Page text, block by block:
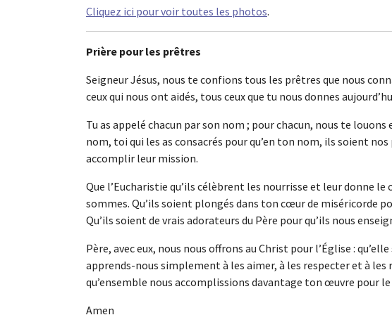
Cliquez ici pour voir toutes les photos.
Prière pour les prêtres
Seigneur Jésus, nous te confions tous les prêtres que nous
ceux qui nous ont aidés, tous ceux que tu nous donnes
Tu as appelé chacun par son nom ; pour chacun, nous te
nom, toi qui les as consacrés pour qu’en ton nom, ils soient
accomplir leur mission.
Que l’Eucharistie qu’ils célèbrent les nourrisse et leur donne le
sommes. Qu’ils soient plongés dans ton cœur de miséricorde
Qu’ils soient de vrais adorateurs du Père pour qu’ils nous
Père, avec eux, nous nous offrons au Christ pour l’Église :
apprends-nous simplement à les aimer, à les respecter et à
qu’ensemble nous accomplissions davantage ton œuvre pour
Amen